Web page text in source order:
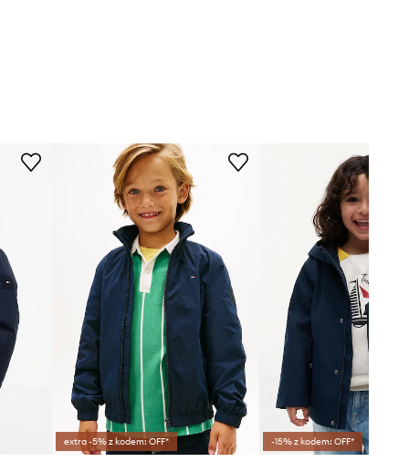
extra -5% z kodem: OFF* -15% z kodem: OFF*